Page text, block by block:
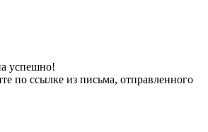
успешно!
по ссылке из письма, отправленного